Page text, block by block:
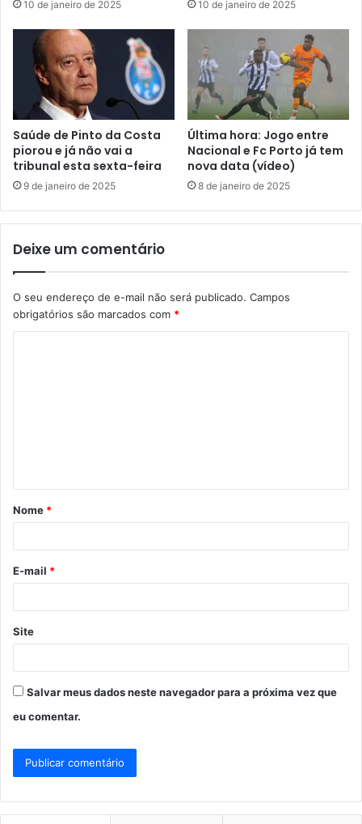
10 de janeiro de 2025 10 de janeiro de 2025
Saúde de Pinto da Costa
piorou e já não vai a
tribunal esta sexta-feira
9 de janeiro de 2025
Última hora: Jogo entre
Nacional e Fc Porto já tem
nova data (vídeo)
8 de janeiro de 2025
Deixe um comentário
O seu endereço de e-mail não será publicado. Campos
obrigatórios são marcados com *
á
r
*
Nome *
E-mail *
Site
Salvar meus dados neste navegador para a próxima vez que
eu comentar.